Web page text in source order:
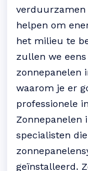
verduurzamen
helpen om
het milieu te
zullen we
zonnepanelen
waarom je er
professionele
Zonnepanelen
specialisten
geïnstalleerd.